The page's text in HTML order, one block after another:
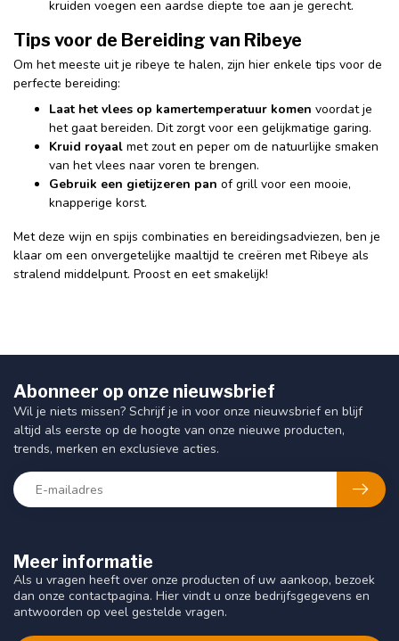
kruiden voegen een aardse diepte toe aan je gerecht.
Tips voor de Bereiding van Ribeye
Om het meeste uit je ribeye te halen, zijn hier enkele tips voor de
perfecte bereiding:
Laat het vlees op kamertemperatuur komen voordat je
het gaat bereiden. Dit zorgt voor een gelijkmatige garing.
Kruid royaal met zout en peper om de natuurlijke smaken
van het vlees naar voren te brengen.
Gebruik een gietijzeren pan of grill voor een mooie,
knapperige korst.
Met deze wijn en spijs combinaties en bereidingsadviezen, ben je
klaar om een onvergetelijke maaltijd te creëren met Ribeye als
stralend middelpunt. Proost en eet smakelijk!
Meer informatie
Als u vragen heeft over onze producten of uw aankoop, bezoek
dan onze contactpagina. Hier vindt u onze bedrijfsgegevens en
antwoorden op veel gestelde vragen.
Abonneer op onze nieuwsbrief
Wil je niets missen? Schrijf je in voor onze nieuwsbrief en blijf
altijd als eerste op de hoogte van onze nieuwe producten,
trends, merken en exclusieve acties.